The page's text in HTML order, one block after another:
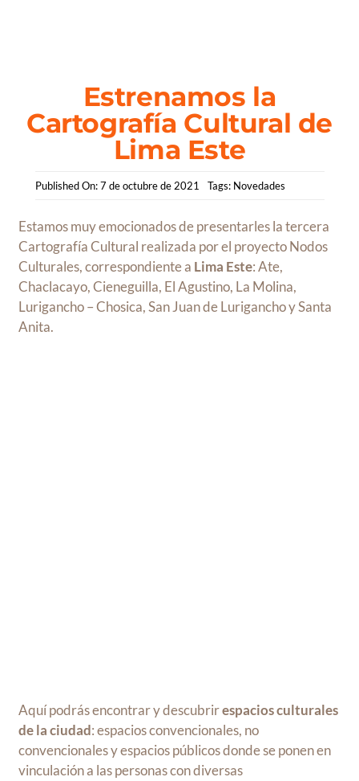
Estrenamos la
Cartografía Cultural de
Lima Este
Published On: 7 de octubre de 2021 Tags: Novedades
Estamos muy emocionados de presentarles la tercera
Cartografía Cultural realizada por el proyecto Nodos
Culturales, correspondiente a Lima Este: Ate,
Chaclacayo, Cieneguilla, El Agustino, La Molina,
Lurigancho – Chosica, San Juan de Lurigancho y Santa
Anita.
Aquí podrás encontrar y descubrirespacios culturales
de la ciudad: espacios convencionales, no
convencionales y espacios públicos donde se ponen en
vinculación a las personas con diversas